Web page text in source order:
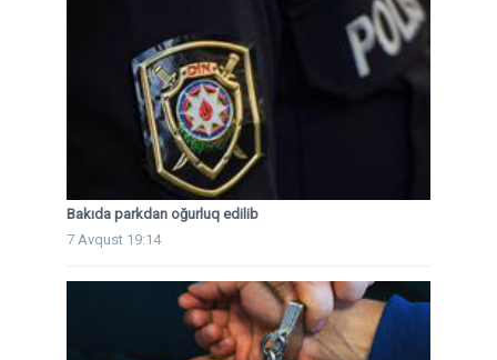
Bakıda parkdan oğurluq edilib
7 Avqust 19:14